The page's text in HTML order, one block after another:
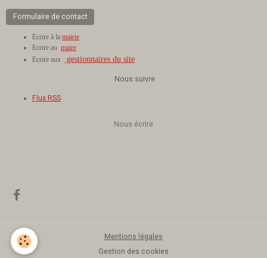
Formulaire de contact
Nous écrire
Ecrire à la mairie
Ecrire au maire
Ecrire aux
gestionnaires du site
Nous suivre
Flux RSS
Mentions légales
Gestion des cookies